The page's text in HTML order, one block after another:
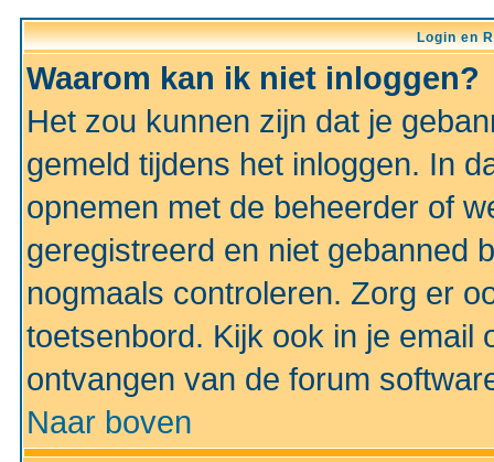
Login en
Waarom kan ik niet inloggen?
Het zou kunnen zijn dat je
gemeld tijdens het inloggen. In
opnemen met de beheerder of
geregistreerd en niet gebanned
nogmaals controleren. Zorg er
toetsenbord. Kijk ook in je email
ontvangen van de forum
Naar boven